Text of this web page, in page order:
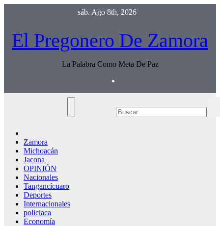
sáb. Ago 8th, 2026
El Pregonero De Zamora
La Palabra Como Meta De Paz
Zamora
Michoacán
Jacona
OPINIÓN
Nacionales
Tangancícuaro
Deportes
Internacionales
policiaca
Economía